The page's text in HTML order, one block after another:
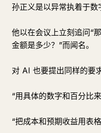
孙正义是以异常执着于数
他以在会议上立刻追问“
金额是多少？”而闻名。
对 AI 也要提出同样的要求
“用具体的数字和百分比
“把成本和预期收益用表